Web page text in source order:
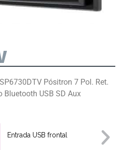
Pósitron 7 Pol. Ret.
USB SD Aux
Entrada USB frontal